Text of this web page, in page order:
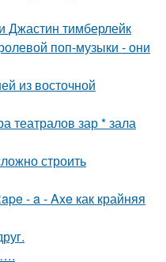
Джастин тимберлейк
поп-музыки - они
из восточной
театралов зар * зала
строить
- a - Axe как крайняя
….